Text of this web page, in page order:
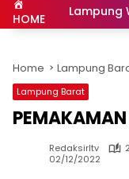
HOME Lampung
Home Lampung
Lampung Barat
Redaksirltv
02/12/2022